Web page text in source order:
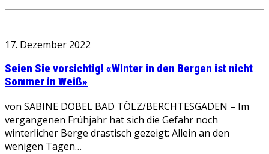
17. Dezember 2022
Seien Sie vorsichtig! «Winter in den Bergen ist nicht
Sommer in Weiß»
von SABINE DOBEL BAD TÖLZ/BERCHTESGADEN – Im
vergangenen Frühjahr hat sich die Gefahr noch
winterlicher Berge drastisch gezeigt: Allein an den
wenigen Tagen…